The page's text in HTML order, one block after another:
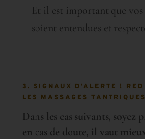
Et il est important que
soient entendues et
3. SIGNAUX D’ALERTE !
LES MASSAGES TANTRIQUES
Dans les cas suivants, soyez
en cas de doute, il vaut